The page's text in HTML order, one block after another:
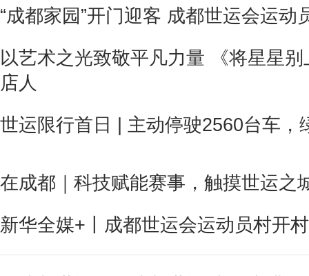
“成都家园”开门迎客 成都世运会运动
以艺术之光致敬平凡力量 《将星星
店人​
世运限行首日 | 主动停驶2560台车，
在成都｜科技赋能赛事，触摸世运之
新华全媒+丨成都世运会运动员村开村